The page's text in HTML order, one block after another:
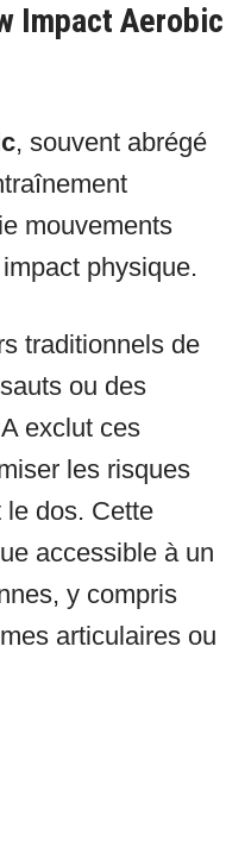
Impact Aerobic
, souvent abrégé
mouvements
physique.
traditionnels de
ou des
exclut ces
les risques
le dos. Cette
accessible à un
y compris
articulaires ou